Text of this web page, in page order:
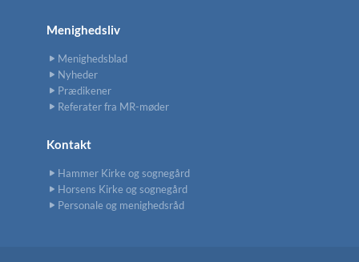
Menighedsliv
Menighedsblad
Nyheder
Prædikener
Referater fra MR-møder
Kontakt
Hammer Kirke og sognegård
Horsens Kirke og sognegård
Personale og menighedsråd